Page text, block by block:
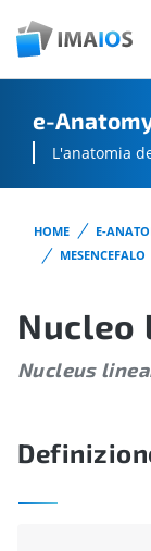
e-
L'anatomia
HOME E-
MESENCEFALO
Nucleo
Nucleus